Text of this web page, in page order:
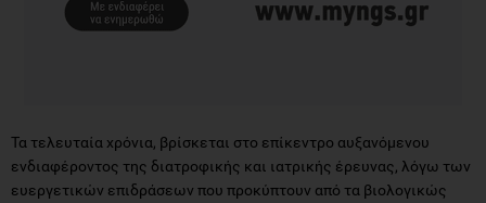
Τα τελευταία χρόνια, βρίσκεται στο επίκεντρο αυξανόμενου
ενδιαφέροντος της διατροφικής και ιατρικής έρευνας, λόγω των
ευεργετικών επιδράσεων που προκύπτουν από τα βιολογικώς